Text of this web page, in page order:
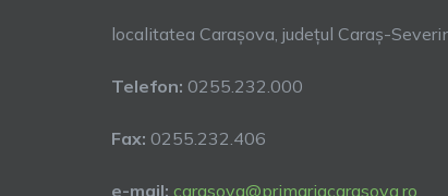
localitatea Carașova, județul Caraș-
Telefon: 0255.232.000
Fax: 0255.232.406
e-mail: carasova@primariacarasova.ro